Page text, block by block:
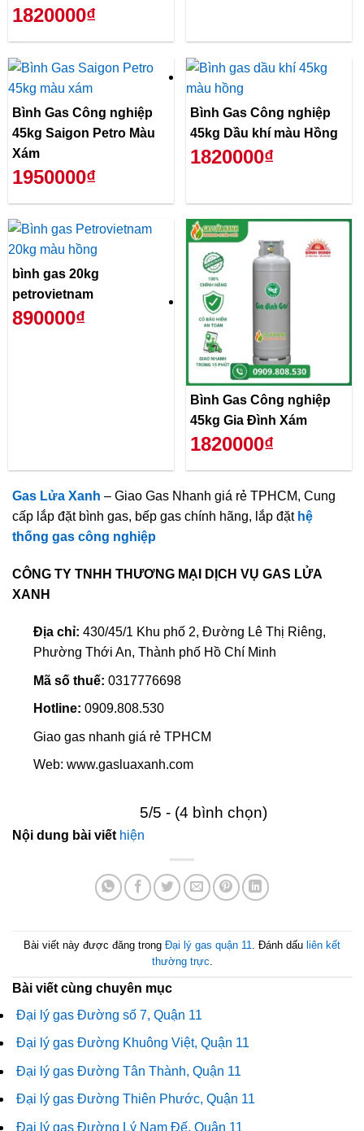
1820000₫
Bình Gas Công nghiệp
45kg Saigon Petro Màu
Xám
1950000₫
Bình Gas Công nghiệp
45kg Dầu khí màu Hồng
1820000₫
bình gas 20kg
petrovietnam
890000₫
Bình Gas Công nghiệp
45kg Gia Đình Xám
1820000₫
Gas Lửa Xanh – Giao Gas Nhanh giá rẻ TPHCM, Cung
cấp lắp đặt bình gas, bếp gas chính hãng, lắp đặt hệ
thống gas công nghiệp
CÔNG TY TNHH THƯƠNG MẠI DỊCH VỤ GAS LỬA
XANH
Địa chỉ: 430/45/1 Khu phố 2, Đường Lê Thị Riêng,
Phường Thới An, Thành phố Hồ Chí Minh
Mã số thuế: 0317776698
Hotline: 0909.808.530
Giao gas nhanh giá rẻ TPHCM
Web: www.gasluaxanh.com
5/5 - (4 bình chọn)
Nội dung bài viết hiện
Bài viết này được đăng trong Đại lý gas quận 11 . Đánh dấu liên kết
thường trực
Bài viết cùng chuyên mục
Đại lý gas Đường số 7, Quận 11
Đại lý gas Đường Khuông Việt, Quận 11
Đại lý gas Đường Tân Thành, Quận 11
Đại lý gas Đường Thiên Phước, Quận 11
Đại lý gas Đường Lý Nam Đế, Quận 11